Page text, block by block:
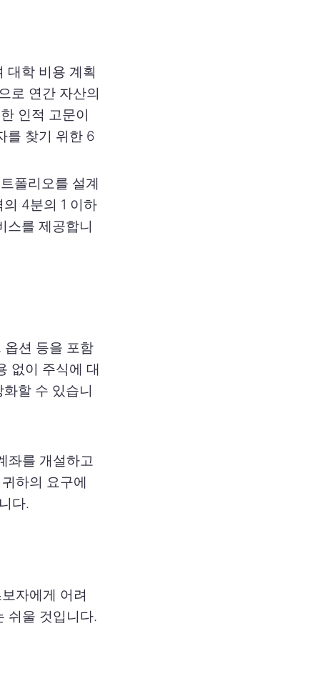
대학 비용 계획
로 연간 자산의
인적 고문이
를 찾기 위한 6
폴리오를 설계
4분의 1 이하
스를 제공합니
옵션 등을 포함
없이 주식에 대
할 수 있습니
좌를 개설하고
하의 요구에
다.
자에게 어려
쉬울 것입니다.